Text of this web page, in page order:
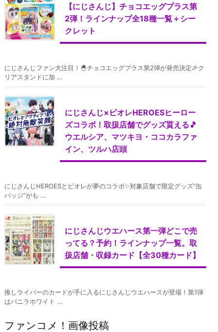
【にじさんじ】チョコエッグプラス第
2弾！ラインナップ全18種一覧＋シー
クレット
にじさんじファン大注目！🐣チョコエッグプラス第2弾が発売決定🎉ク
リアスタンドに加 ...
にじさんじ×ビオレHEROESヒーロー
ズコラボ！取扱店舗でグッズ貰える🎵
ウエルシア、マツキヨ・ココカラファ
イン、ツルハ店頭
にじさんじHEROESとビオレが夢のコラボ✨対象店舗で限定グッズ”缶
バッジ”がも ...
にじさんじウエハース第一弾どこで売
ってる？予約！ラインナップ一覧。取
扱店舗・収録カード【全30種カード】
推しライバーのカードが手に入るにじさんじウエハースが登場！第1弾
はバニラホワイト ...
ファンコメ！画像投稿